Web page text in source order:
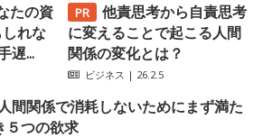
たの資
れな
遅...
他責思考から自責思考
に変えることで起こる人間
関係の変化とは？
ビジネス | 26.2.5
人間関係で消耗しないためにまず満た
５つの欲求